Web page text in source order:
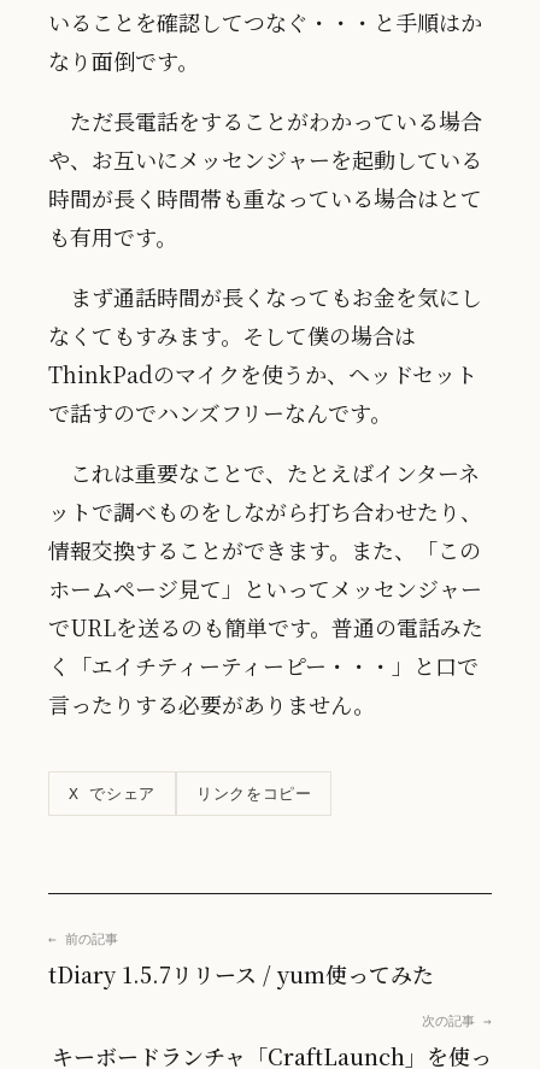
いることを確認してつなぐ・・・と手順はか
なり面倒です。
ただ長電話をすることがわかっている場合
や、お互いにメッセンジャーを起動している
時間が長く時間帯も重なっている場合はとて
も有用です。
まず通話時間が長くなってもお金を気にし
なくてもすみます。そして僕の場合は
ThinkPadのマイクを使うか、ヘッドセット
で話すのでハンズフリーなんです。
これは重要なことで、たとえばインターネ
ットで調べものをしながら打ち合わせたり、
情報交換することができます。また、「この
ホームページ見て」といってメッセンジャー
でURLを送るのも簡単です。普通の電話みた
く「エイチティーティーピー・・・」と口で
言ったりする必要がありません。
X でシェア リンクをコピー
← 前の記事
tDiary 1.5.7リリース / yum使ってみた
次の記事 →
キーボードランチャ「CraftLaunch」を使っ